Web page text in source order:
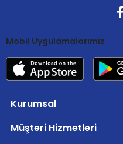
Mobil Uygulamalarımız
Kurumsal
Müşteri Hizmetleri